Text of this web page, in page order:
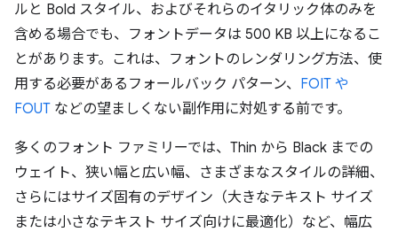
ルと Bold スタイル、およびそれらのイタリック体のみを
含める場合でも、フォントデータは 500 KB 以上になるこ
とがあります。これは、フォントのレンダリング方法、使
用する必要があるフォールバック パターン、 FOIT や
FOUT などの望ましくない副作用に対処する前です。
多くのフォント ファミリーでは、Thin から Black までの
ウェイト、狭い幅と広い幅、さまざまなスタイルの詳細、
さらにはサイズ固有のデザイン（大きなテキスト サイズ
または小さなテキスト サイズ向けに最適化）など、幅広